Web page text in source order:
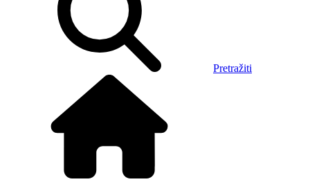
Pretražiti